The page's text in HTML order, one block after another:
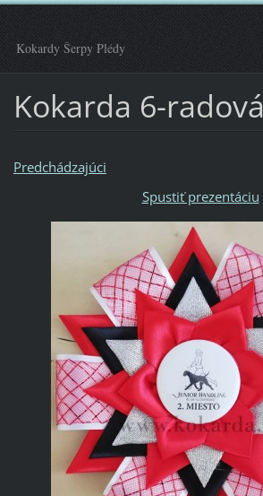
Kokardy Šerpy Plédy
Kokarda 6-radová
Predchádzajúci
Spustiť prezentáciu